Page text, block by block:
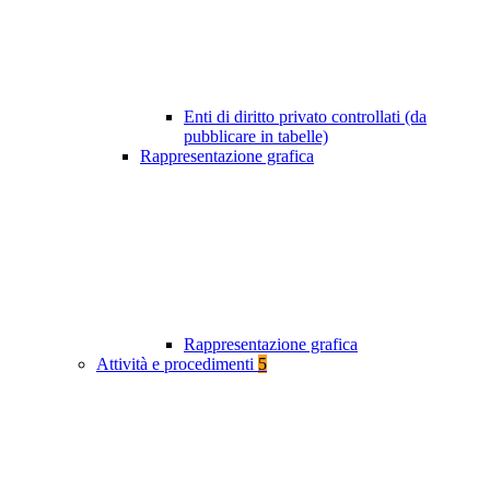
Enti di diritto privato controllati (da
pubblicare in tabelle)
Rappresentazione grafica
Rappresentazione grafica
Attività e procedimenti 5